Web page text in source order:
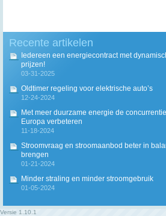
Recente artikelen
Iedereen een energiecontract met
prijzen!
03-31-2025
Oldtimer regeling voor elektrische auto’s
12-24-2024
Met meer duurzame energie de
Europa verbeteren
11-18-2024
Stroomvraag en stroomaanbod beter in
brengen
01-21-2024
Minder straling en minder stroomgebruik
01-05-2024
Versie 1.10.1